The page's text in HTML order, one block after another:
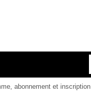
abonnement et inscription